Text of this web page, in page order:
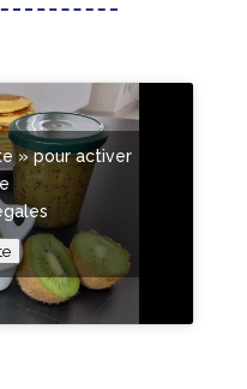
» pour activer